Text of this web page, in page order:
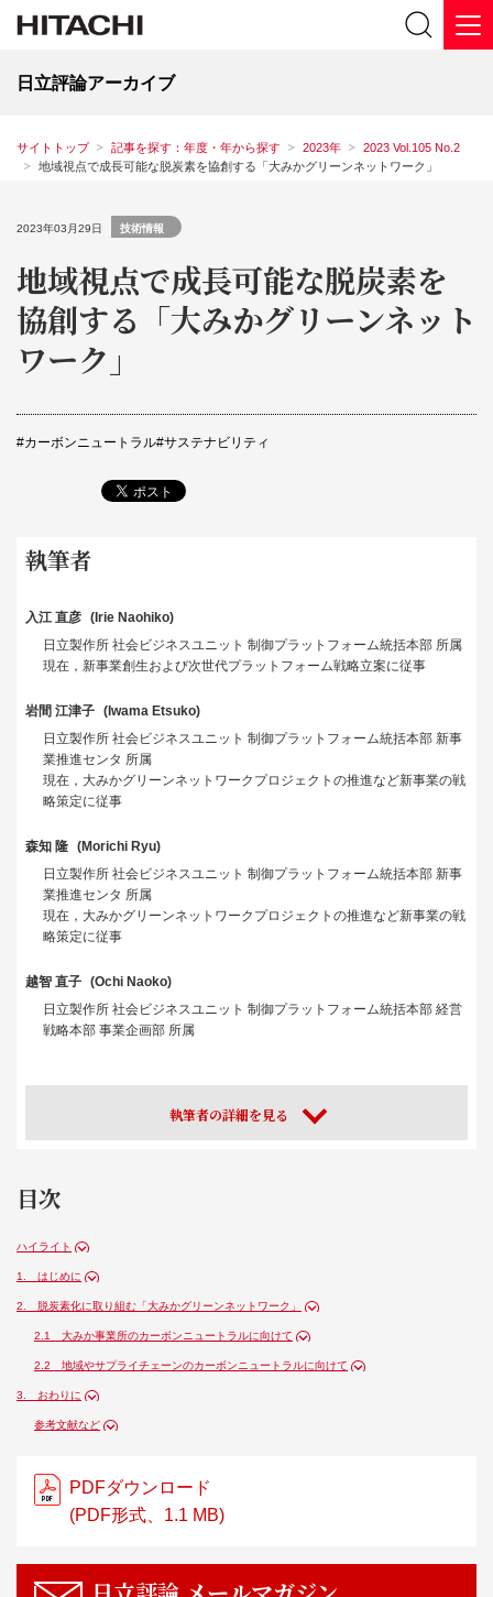
日立評論アーカイブ
サイトトップ 記事を探す：年度・年から探す 2023年
2023 Vol.105 No.2
地域視点で成長可能な脱炭素を協創する「大みかグリーンネットワーク」
2023年03月29日 技術情報
地域視点で成長可能な脱炭素を
協創する「大みかグリーンネット
ワーク」
カーボンニュートラル サステナビリティ
執筆者
入江 直彦
Irie Naohiko
日立製作所 社会ビジネスユニット 制御プラットフォーム統括本部 所属
現在，新事業創生および次世代プラットフォーム戦略立案に従事
岩間 江津子
Iwama Etsuko
日立製作所 社会ビジネスユニット 制御プラットフォーム統括本部 新事
業推進センタ 所属
現在，大みかグリーンネットワークプロジェクトの推進など新事業の戦
略策定に従事
森知 隆
Morichi Ryu
日立製作所 社会ビジネスユニット 制御プラットフォーム統括本部 新事
業推進センタ 所属
現在，大みかグリーンネットワークプロジェクトの推進など新事業の戦
略策定に従事
越智 直子
Ochi Naoko
日立製作所 社会ビジネスユニット 制御プラットフォーム統括本部 経営
戦略本部 事業企画部 所属
執筆者の詳細を見る
目次
ハイライト
1. はじめに
2. 脱炭素化に取り組む「大みかグリーンネットワーク」
2.1 大みか事業所のカーボンニュートラルに向けて
2.2 地域やサプライチェーンのカーボンニュートラルに向けて
3. おわりに
参考文献など
PDFダウンロード
(PDF形式、1.1 MB)